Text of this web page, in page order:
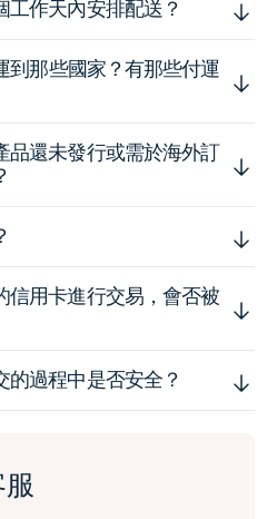
作天內安排配送？
到那些國家？有那些付運
品還未發行或需於海外訂
信用卡進行交易，會否被
過程中是否安全？